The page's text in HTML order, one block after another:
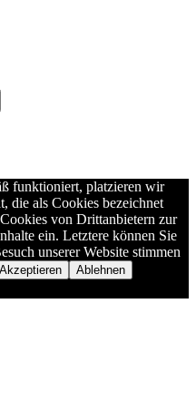
funktioniert, platzieren wir
die als Cookies bezeichnet
von Drittanbietern zur
ein. Letztere können Sie
unserer Website stimmen
Akzeptieren
Ablehnen